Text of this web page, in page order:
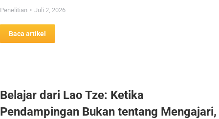
Penelitian Juli 2, 2026
Baca artikel
Belajar dari Lao Tze: Ketika
Pendampingan Bukan tentang Mengajari,